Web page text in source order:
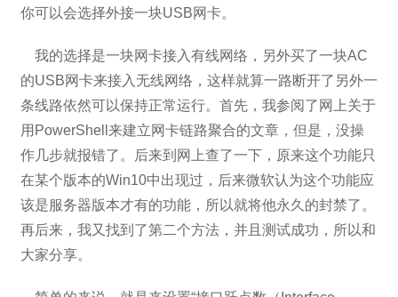
你可以会选择外接一块USB网卡。
我的选择是一块网卡接入有线网络，另外买了一块AC
的USB网卡来接入无线网络，这样就算一路断开了另外一
条线路依然可以保持正常运行。首先，我参阅了网上关于
用PowerShell来建立网卡链路聚合的文章，但是，没操
作几步就报错了。后来到网上查了一下，原来这个功能只
在某个版本的Win10中出现过，后来微软认为这个功能应
该是服务器版本才有的功能，所以就将他永久的封禁了。
再后来，我又找到了第二个方法，并且测试成功，所以和
大家分享。